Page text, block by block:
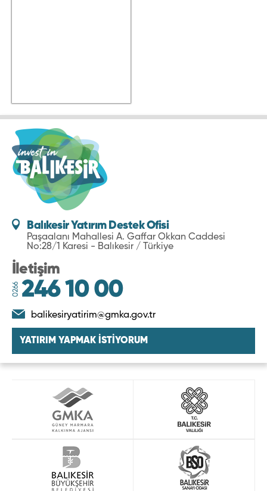
Balıkesir Yatırım Destek Ofisi
Paşaalanı Mahallesi A. Gaffar Okkan Caddesi
No:28/1 Karesi - Balıkesir / Türkiye
İletişim
balikesiryatirim@gmka.gov.tr
YATIRIM YAPMAK İSTİYORUM